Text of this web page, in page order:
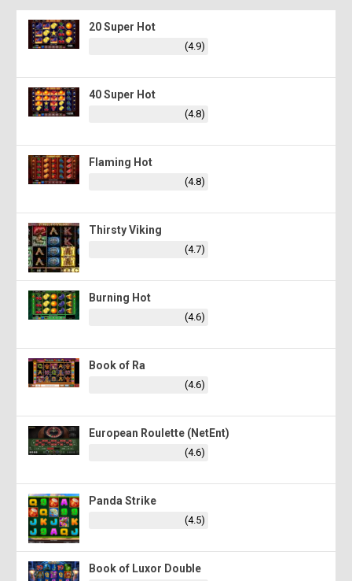
20 Super Hot
(4.9)
40 Super Hot
(4.8)
Flaming Hot
(4.8)
Thirsty Viking
(4.7)
Burning Hot
(4.6)
Book of Ra
(4.6)
European Roulette (NetEnt)
(4.6)
Panda Strike
(4.5)
Book of Luxor Double